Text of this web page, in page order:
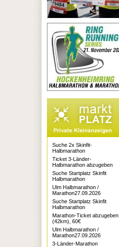
Suche 2x Skinfit-
Halbmarathon
Ticket 3-Länder-
Halbmarathon abzugeben
Suche Startplatz Skinfit
Halbmarathon
Ulm Halbmarathon /
Marathon27.09.2026
Suche Startplatz Skinfit
Halbmarathon
Marathon-Ticket abzugeben
(42km), 60€
Ulm Halbmarathon /
Marathon27.09.2026
3-Länder-Marathon